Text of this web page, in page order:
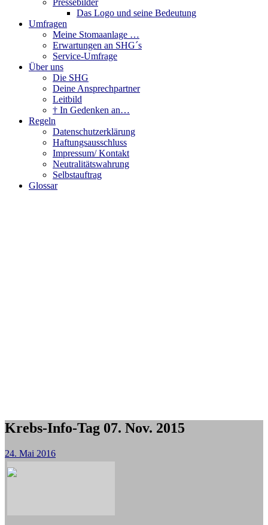
Das Logo und seine Bedeutung
Umfragen
Meine Stomaanlage …
Erwartungen an SHG´s
Service-Umfrage
Über uns
Die SHG
Deine Ansprechpartner
Leitbild
† In Gedenken an…
Regeln
Datenschutzerklärung
Haftungsausschluss
Impressum/ Kontakt
Neutralitätswahrung
Selbstauftrag
Glossar
Krebs-Info-Tag 07. Nov. 2015
24. Mai 2016